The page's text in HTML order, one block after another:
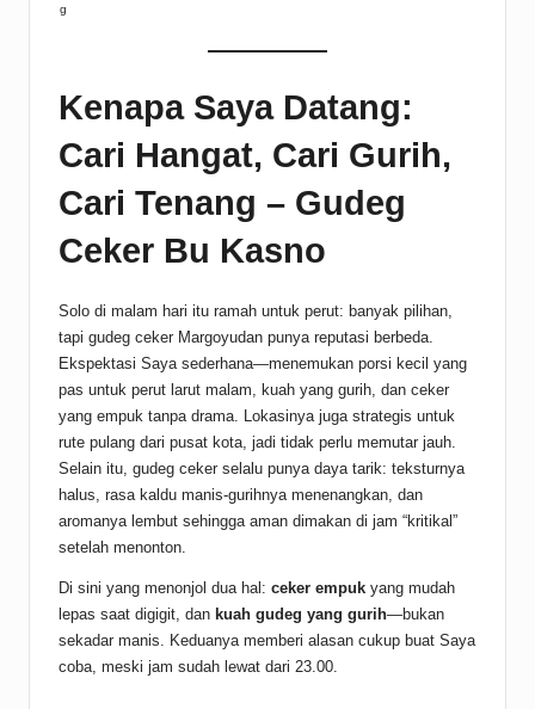
g
Kenapa Saya Datang:
Cari Hangat, Cari Gurih,
Cari Tenang – Gudeg
Ceker Bu Kasno
Solo di malam hari itu ramah untuk perut: banyak pilihan,
tapi gudeg ceker Margoyudan punya reputasi berbeda.
Ekspektasi Saya sederhana—menemukan porsi kecil yang
pas untuk perut larut malam, kuah yang gurih, dan ceker
yang empuk tanpa drama. Lokasinya juga strategis untuk
rute pulang dari pusat kota, jadi tidak perlu memutar jauh.
Selain itu, gudeg ceker selalu punya daya tarik: teksturnya
halus, rasa kaldu manis-gurihnya menenangkan, dan
aromanya lembut sehingga aman dimakan di jam “kritikal”
setelah menonton.
Di sini yang menonjol dua hal: ceker empuk yang mudah
lepas saat digigit, dan kuah gudeg yang gurih—bukan
sekadar manis. Keduanya memberi alasan cukup buat Saya
coba, meski jam sudah lewat dari 23.00.